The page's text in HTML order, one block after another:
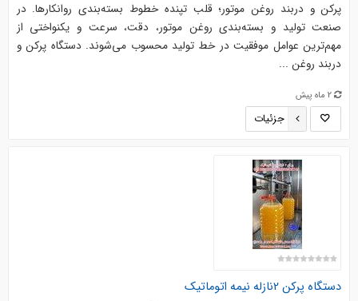
پرکن و دربند روغن موتور؛ قلب تپنده خطوط بسته‌بندی روانکارها. در
صنعت تولید و بسته‌بندی روغن موتور، دقت، سرعت و یکنواختی از
مهم‌ترین عوامل موفقیت در خط تولید محسوب می‌شوند. دستگاه پرکن و
دربند روغن ...
2 ماه پیش
جزئیات
دستگاه پرکن 2نازله نیمه اتوماتیک